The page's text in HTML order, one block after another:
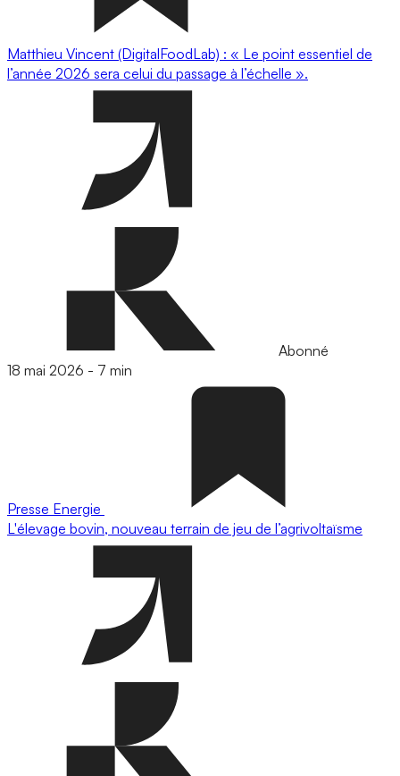
Matthieu Vincent (DigitalFoodLab) : « Le point essentiel de
l’année 2026 sera celui du passage à l’échelle ».
Abonné
18 mai 2026 - 7 min
Presse Energie
L'élevage bovin, nouveau terrain de jeu de l’agrivoltaïsme